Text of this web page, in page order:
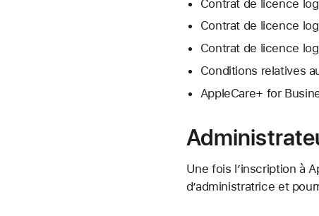
Contrat de licence
Contrat de licence
Contrat de licence
Conditions relatives
AppleCare+ for
Une fois l’inscription à
d’administratrice et